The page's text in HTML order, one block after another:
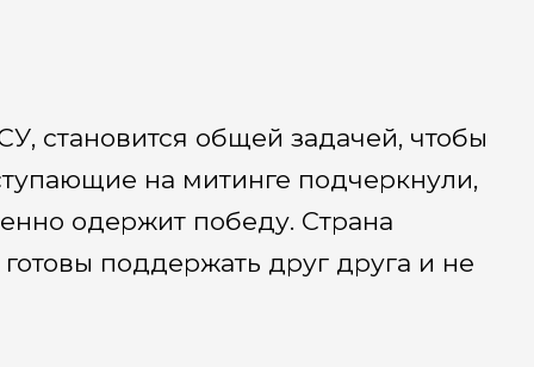
становится общей задачей, чтобы
на митинге подчеркнули,
одержит победу. Страна
поддержать друг друга и не